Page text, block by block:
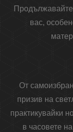
вас,
От
призив на
практикувайки
в часовете